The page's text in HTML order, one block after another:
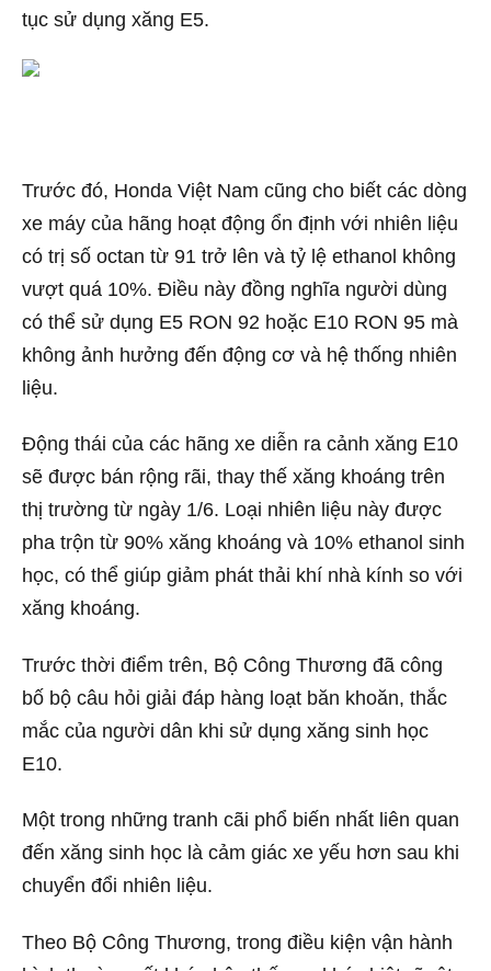
tục sử dụng xăng E5.
Trước đó, Honda Việt Nam cũng cho biết các dòng
xe máy của hãng hoạt động ổn định với nhiên liệu
có trị số octan từ 91 trở lên và tỷ lệ ethanol không
vượt quá 10%. Điều này đồng nghĩa người dùng
có thể sử dụng E5 RON 92 hoặc E10 RON 95 mà
không ảnh hưởng đến động cơ và hệ thống nhiên
liệu.
Động thái của các hãng xe diễn ra cảnh xăng E10
sẽ được bán rộng rãi, thay thế xăng khoáng trên
thị trường từ ngày 1/6. Loại nhiên liệu này được
pha trộn từ 90% xăng khoáng và 10% ethanol sinh
học, có thể giúp giảm phát thải khí nhà kính so với
xăng khoáng.
Trước thời điểm trên, Bộ Công Thương đã công
bố bộ câu hỏi giải đáp hàng loạt băn khoăn, thắc
mắc của người dân khi sử dụng xăng sinh học
E10.
Một trong những tranh cãi phổ biến nhất liên quan
đến xăng sinh học là cảm giác xe yếu hơn sau khi
chuyển đổi nhiên liệu.
Theo Bộ Công Thương, trong điều kiện vận hành